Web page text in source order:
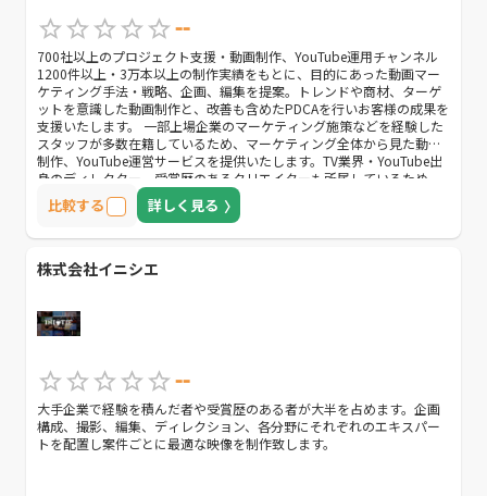
--
700社以上のプロジェクト支援・動画制作、YouTube運用チャンネル
1200件以上・3万本以上の制作実績をもとに、目的にあった動画マー
ケティング手法・戦略、企画、編集を提案。トレンドや商材、ターゲ
ットを意識した動画制作と、改善も含めたPDCAを行いお客様の成果を
支援いたします。 一部上場企業のマーケティング施策などを経験した
スタッフが多数在籍しているため、マーケティング全体から見た動画
制作、YouTube運営サービスを提供いたします。TV業界・YouTube出
身のディレクター、受賞歴のあるクリエイターも所属しているため、
様々なジャンルの企画立案・高品質でコストパフォーマンスのよいサ
ービス提供が可能です。
比較する 詳しく見る
株式会社イニシエ
--
大手企業で経験を積んだ者や受賞歴のある者が大半を占めます。企画
構成、撮影、編集、ディレクション、各分野にそれぞれのエキスパー
トを配置し案件ごとに最適な映像を制作致します。